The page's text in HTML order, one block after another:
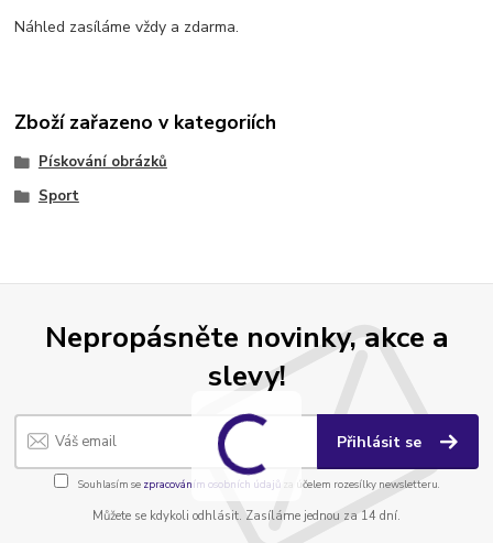
Náhled zasíláme vždy a zdarma.
Zboží zařazeno v kategoriích
Pískování obrázků
Sport
Nepropásněte novinky, akce a
slevy!
Přihlásit se
Souhlasím se zpracováním osobních údajůza účelem rozesílky newsletteru.
Můžete se kdykoli odhlásit. Zasíláme jednou za 14 dní.